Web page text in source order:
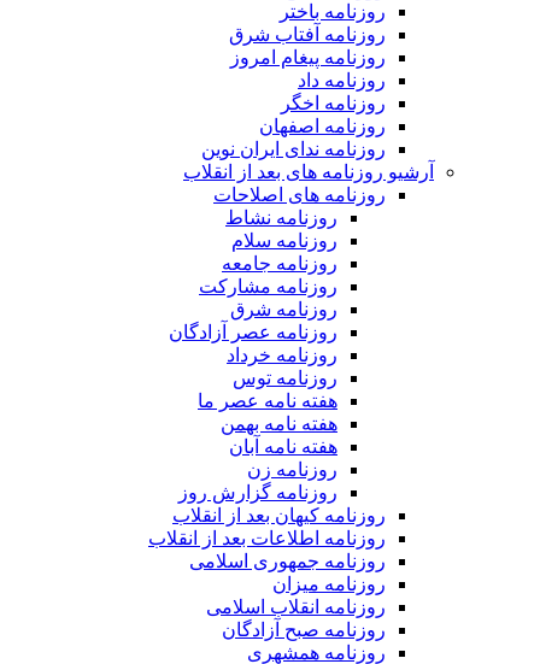
روزنامه باختر
روزنامه آفتاب شرق
روزنامه پیغام امروز
روزنامه داد
روزنامه اخگر
روزنامه اصفهان
روزنامه ندای ایران نوین
آرشیو روزنامه های بعد از انقلاب
روزنامه های اصلاحات
روزنامه نشاط
روزنامه سلام
روزنامه جامعه
روزنامه مشارکت
روزنامه شرق
روزنامه عصر آزادگان
روزنامه خرداد
روزنامه توس
هفته نامه عصر ما
هفته نامه بهمن
هفته نامه آبان
روزنامه زن
روزنامه گزارش روز
روزنامه کیهان بعد از انقلاب
روزنامه اطلاعات بعد از انقلاب
روزنامه جمهوری اسلامی
روزنامه میزان
روزنامه انقلاب اسلامی
روزنامه صبح آزادگان
روزنامه همشهری